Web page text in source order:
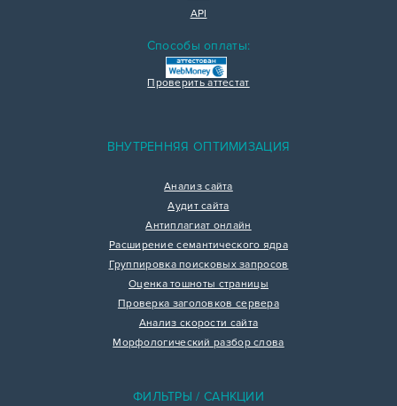
API
Способы оплаты:
Проверить аттестат
ВНУТРЕННЯЯ ОПТИМИЗАЦИЯ
Анализ сайта
Аудит сайта
Антиплагиат онлайн
Расширение семантического ядра
Группировка поисковых запросов
Оценка тошноты страницы
Проверка заголовков сервера
Анализ скорости сайта
Морфологический разбор слова
ФИЛЬТРЫ / САНКЦИИ